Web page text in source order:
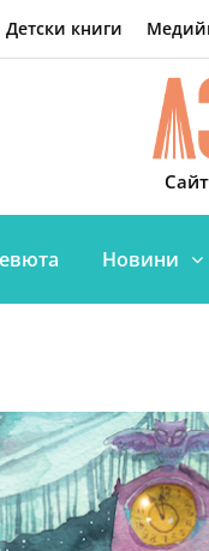
Детски книги
Новини